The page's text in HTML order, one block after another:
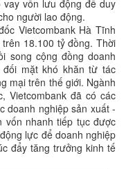
vay vốn lưu động để duy
người lao động.
Vietcombank Hà Tĩnh
18.100 tỷ đồng. Thời
song cộng đồng doanh
mặt khó khăn từ tác
mại trên thế giới. Ngành
Vietcombank đã có các
doanh nghiệp sản xuất -
vốn nhanh tiếp tục được
lực để doanh nghiệp
đẩy tăng trưởng kinh tế